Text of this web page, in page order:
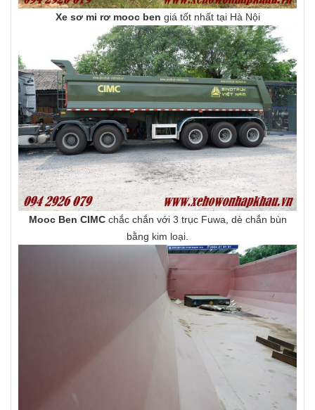
Xe sơ mi rơ mooc ben giá tốt nhất tại Hà Nội
Mooc Ben CIMCchắc chắn với 3 trục Fuwa, dè chắn bùn
bằng kim loại.